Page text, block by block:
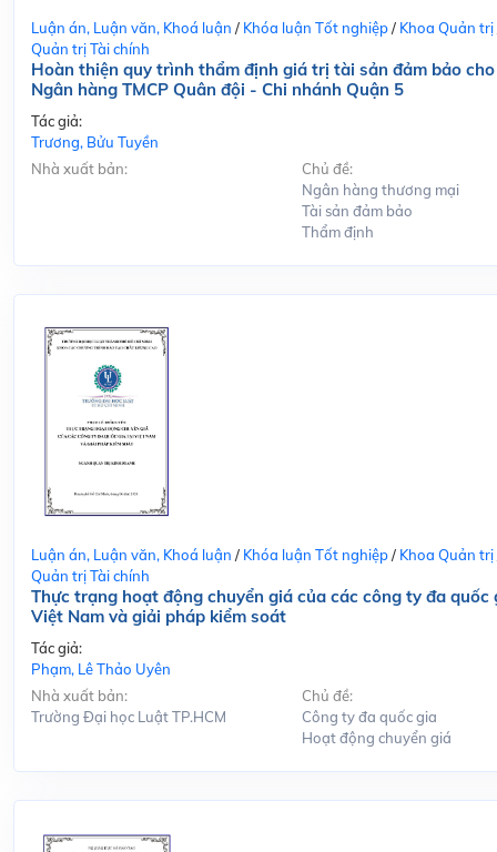
Luận án, Luận văn, Khoá luận / Khóa luận Tốt nghiệp/ Khoa Quản trị
Quản trị Tài chính
Hoàn thiện quy trình thẩm định giá trị tài sản đảm bảo
Ngân hàng TMCP Quân đội - Chi nhánh Quận 5
Tác giả:
Trương, Bửu Tuyền
Nhà xuất bản:
Chủ đề:
Ngân hàng thương mại
Tài sản đảm bảo
Thẩm định
Luận án, Luận văn, Khoá luận / Khóa luận Tốt nghiệp/ Khoa Quản trị
Quản trị Tài chính
Thực trạng hoạt động chuyển giá của các công ty đa quốc
Việt Nam và giải pháp kiểm soát
Tác giả:
Phạm, Lê Thảo Uyên
Nhà xuất bản:
Trường Đại học Luật TP.HCM
Chủ đề:
Công ty đa quốc gia
Hoạt động chuyển giá